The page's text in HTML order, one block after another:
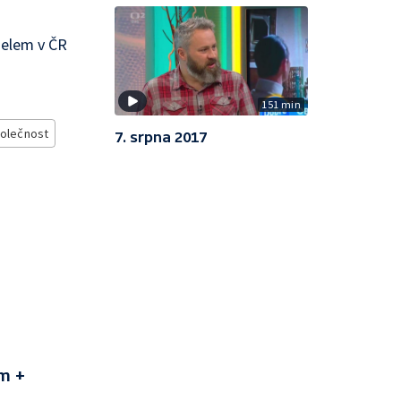
v ČR
+
151 min
7. srpna 2017